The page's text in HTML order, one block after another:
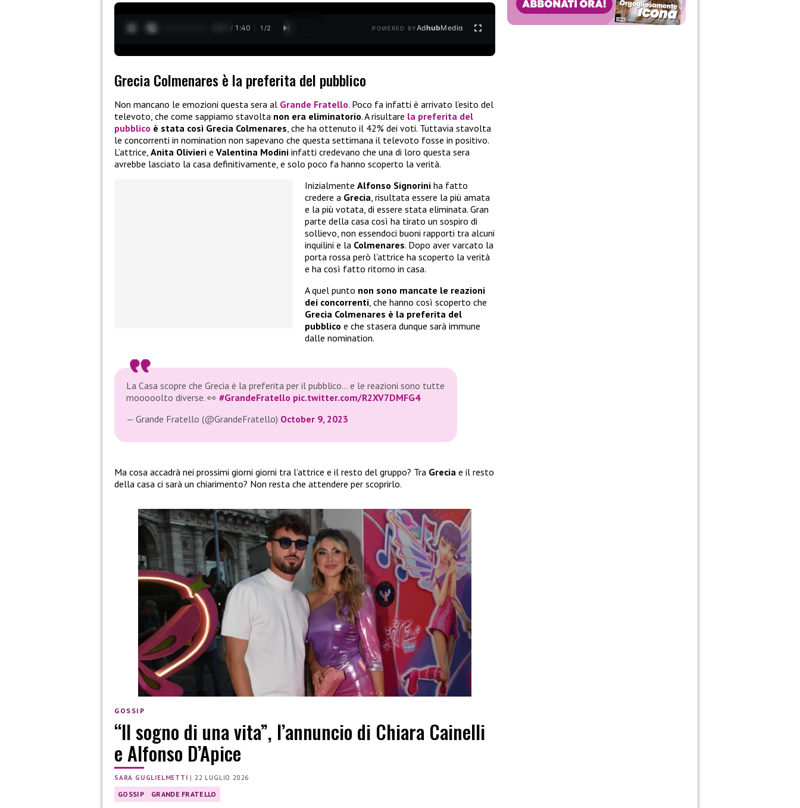
0:28 / 1:40 1 /2 POWERED BYAdhubMedia
Grecia Colmenares è la preferita del pubblico
Non mancano le emozioni questa sera al Grande Fratello. Poco fa infatti è arrivato l’esito del
televoto, che come sappiamo stavolta non era eliminatorio. A risultare la preferita del
pubblico è stata così Grecia Colmenares, che ha ottenuto il 42% dei voti. Tuttavia stavolta
le concorrenti in nomination non sapevano che questa settimana il televoto fosse in positivo.
L’attrice, Anita Olivieri e Valentina Modini infatti credevano che una di loro questa sera
avrebbe lasciato la casa definitivamente, e solo poco fa hanno scoperto la verità.
Inizialmente Alfonso Signorini ha fatto
credere a Grecia, risultata essere la più amata
e la più votata, di essere stata eliminata. Gran
parte della casa così ha tirato un sospiro di
sollievo, non essendoci buoni rapporti tra alcuni
inquilini e la Colmenares. Dopo aver varcato la
porta rossa però l’attrice ha scoperto la verità
e ha così fatto ritorno in casa.
A quel punto non sono mancate le reazioni
dei concorrenti, che hanno così scoperto che
Grecia Colmenares è la preferita del
pubblico e che stasera dunque sarà immune
dalle nomination.
La Casa scopre che Grecia è la preferita per il pubblico… e le reazioni sono tutte
mooooolto diverse. 👀 #GrandeFratello pic.twitter.com/R2XV7DMFG4
— Grande Fratello (@GrandeFratello) October 9, 2023
Ma cosa accadrà nei prossimi giorni giorni tra l’attrice e il resto del gruppo? Tra Grecia e il resto
della casa ci sarà un chiarimento? Non resta che attendere per scoprirlo.
GOSSIP
“Il sogno di una vita”, l’annuncio di Chiara Cainelli
e Alfonso D’Apice
SARA GUGLIELMETTI |22 LUGLIO 2026
GOSSIP GRANDE FRATELLO